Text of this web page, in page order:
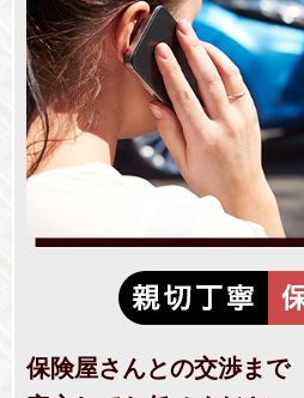
保険屋さんとの交渉まで